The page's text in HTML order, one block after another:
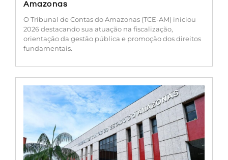
Amazonas
O Tribunal de Contas do Amazonas (TCE-AM) iniciou
2026 destacando sua atuação na fiscalização,
orientação da gestão pública e promoção dos direitos
fundamentais.